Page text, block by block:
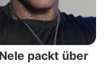
packt über